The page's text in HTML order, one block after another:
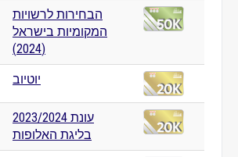
הבחירות לרשויות
המקומיות בישראל
(2024)
יוטיוב
עונת 2023/2024
בליגת האלופות